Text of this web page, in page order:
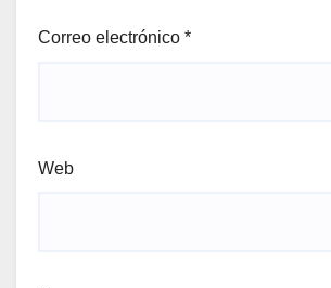
Correo electrónico *
Web